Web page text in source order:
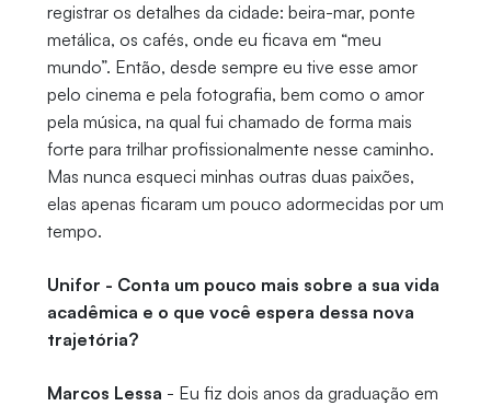
registrar os detalhes da cidade: beira-mar, ponte
metálica, os cafés, onde eu ficava em “meu
mundo”. Então, desde sempre eu tive esse amor
pelo cinema e pela fotografia, bem como o amor
pela música, na qual fui chamado de forma mais
forte para trilhar profissionalmente nesse caminho.
Mas nunca esqueci minhas outras duas paixões,
elas apenas ficaram um pouco adormecidas por um
tempo.
Unifor - Conta um pouco mais sobre a sua vida
acadêmica e o que você espera dessa nova
trajetória?
Marcos Lessa - Eu fiz dois anos da graduação em